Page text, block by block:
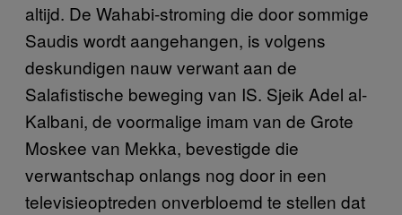
altijd. De Wahabi-stroming die door sommige
Saudis wordt aangehangen, is volgens
deskundigen nauw verwant aan de
Salafistische beweging van IS. Sjeik Adel al-
Kalbani, de voormalige imam van de Grote
Moskee van Mekka, bevestigde die
verwantschap onlangs nog door in een
televisieoptreden onverbloemd te stellen dat